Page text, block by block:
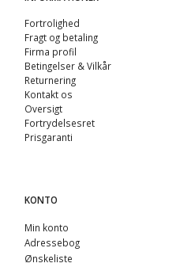
Fortrolighed
Fragt og betaling
Firma profil
Betingelser & Vilkår
Returnering
Kontakt os
Oversigt
Fortrydelsesret
Prisgaranti
KONTO
Min konto
Adressebog
Ønskeliste